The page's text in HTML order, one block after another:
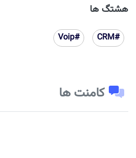
هشتگ ها
#CRM
#Voip
کامنت ها